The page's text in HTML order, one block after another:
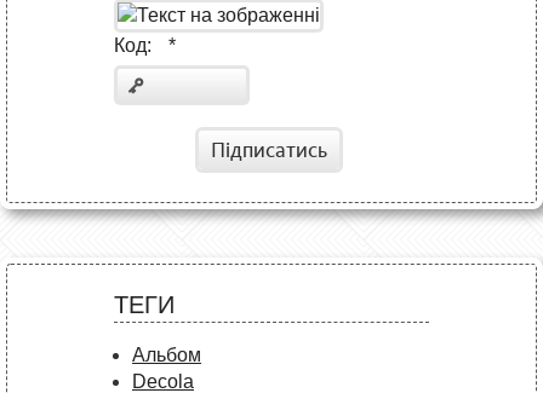
Код: *
Підписатись
ТЕГИ
Альбом
Decola